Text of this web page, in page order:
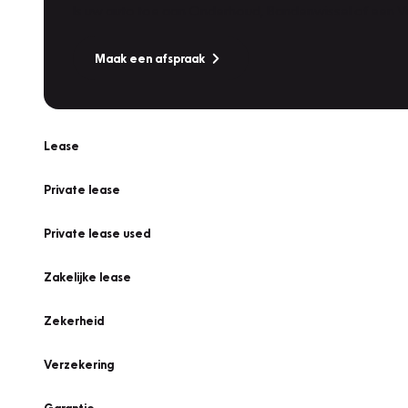
Maak een afspraak
Lease
Private lease
Private lease used
Zakelijke lease
Zekerheid
Verzekering